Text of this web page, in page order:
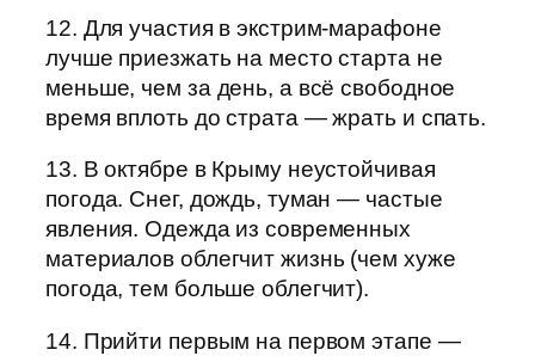
12. Для участия в экстрим-марафоне
лучше приезжать на место старта не
меньше, чем за день, а всё свободное
время вплоть до страта — жрать и спать.
13. В октябре в Крыму неустойчивая
погода. Cнег, дождь, туман — частые
явления. Одежда из современных
материалов облегчит жизнь (чем хуже
погода, тем больше облегчит).
14. Прийти первым на первом этапе —